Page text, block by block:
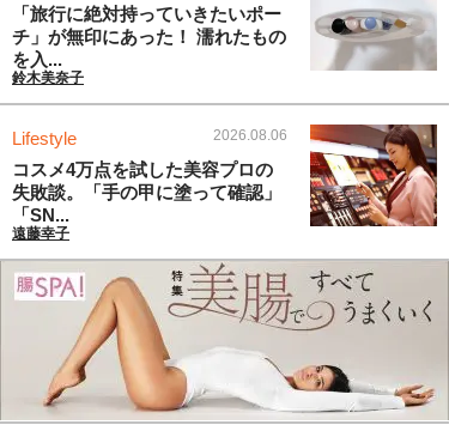
「旅行に絶対持っていきたいポー
チ」が無印にあった！ 濡れたもの
を入...
鈴木美奈子
Lifestyle 2026.08.06
コスメ4万点を試した美容プロの
失敗談。「手の甲に塗って確認」
「SN...
遠藤幸子